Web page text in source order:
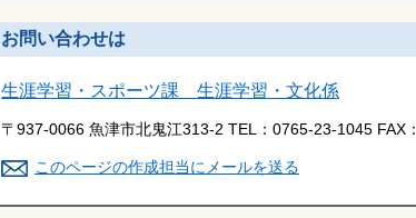
お問い合わせは
生涯学習・スポーツ課 生涯学習・文化係
〒937-0066 魚津市北鬼江313-2 TEL： 0765-23-1045 FAX：
このページの作成担当にメールを送る